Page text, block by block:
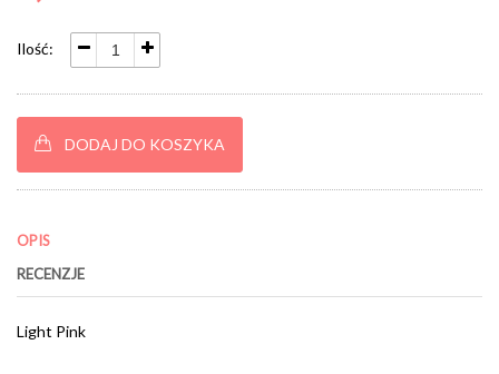
Ilość:
DODAJ DO KOSZYKA
OPIS
RECENZJE
Light Pink